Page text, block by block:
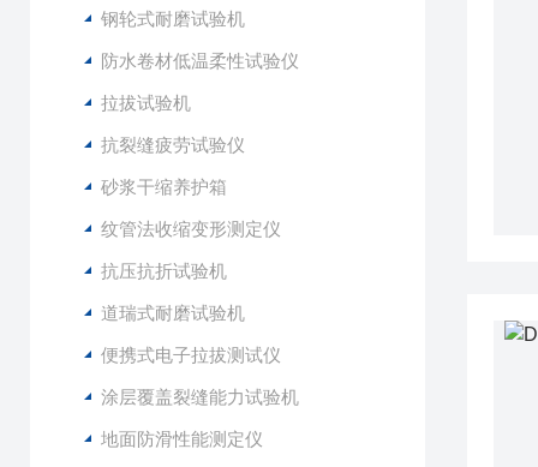
钢轮式耐磨试验机
防水卷材低温柔性试验仪
拉拔试验机
抗裂缝疲劳试验仪
砂浆干缩养护箱
纹管法收缩变形测定仪
抗压抗折试验机
道瑞式耐磨试验机
便携式电子拉拔测试仪
涂层覆盖裂缝能力试验机
地面防滑性能测定仪